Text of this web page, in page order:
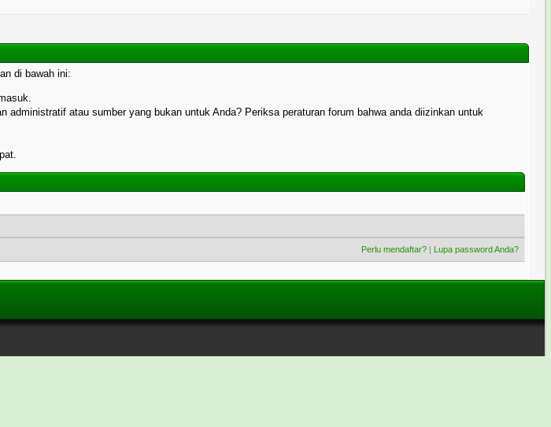
di bawah ini:
atau sumber yang bukan untuk Anda? Periksa peraturan forum bahwa anda diizinkan untuk
Perlu mendaftar? | Lupa password Anda?